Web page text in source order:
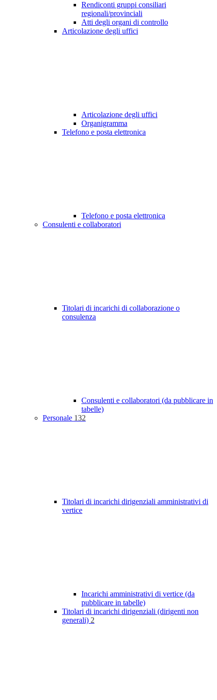
Rendiconti gruppi consiliari
regionali/provinciali
Atti degli organi di controllo
Articolazione degli uffici
Articolazione degli uffici
Organigramma
Telefono e posta elettronica
Telefono e posta elettronica
Consulenti e collaboratori
Titolari di incarichi di collaborazione o
consulenza
Consulenti e collaboratori (da pubblicare in
tabelle)
Personale 132
Titolari di incarichi dirigenziali amministrativi di
vertice
Incarichi amministrativi di vertice (da
pubblicare in tabelle)
Titolari di incarichi dirigenziali (dirigenti non
generali) 2